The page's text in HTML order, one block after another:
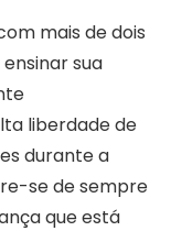
mais de dois
sua
liberdade de
durante a
se de sempre
que está